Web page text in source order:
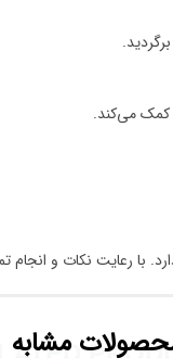
کمک می‌کند.
. با رعایت نکات و انجام
مشابه